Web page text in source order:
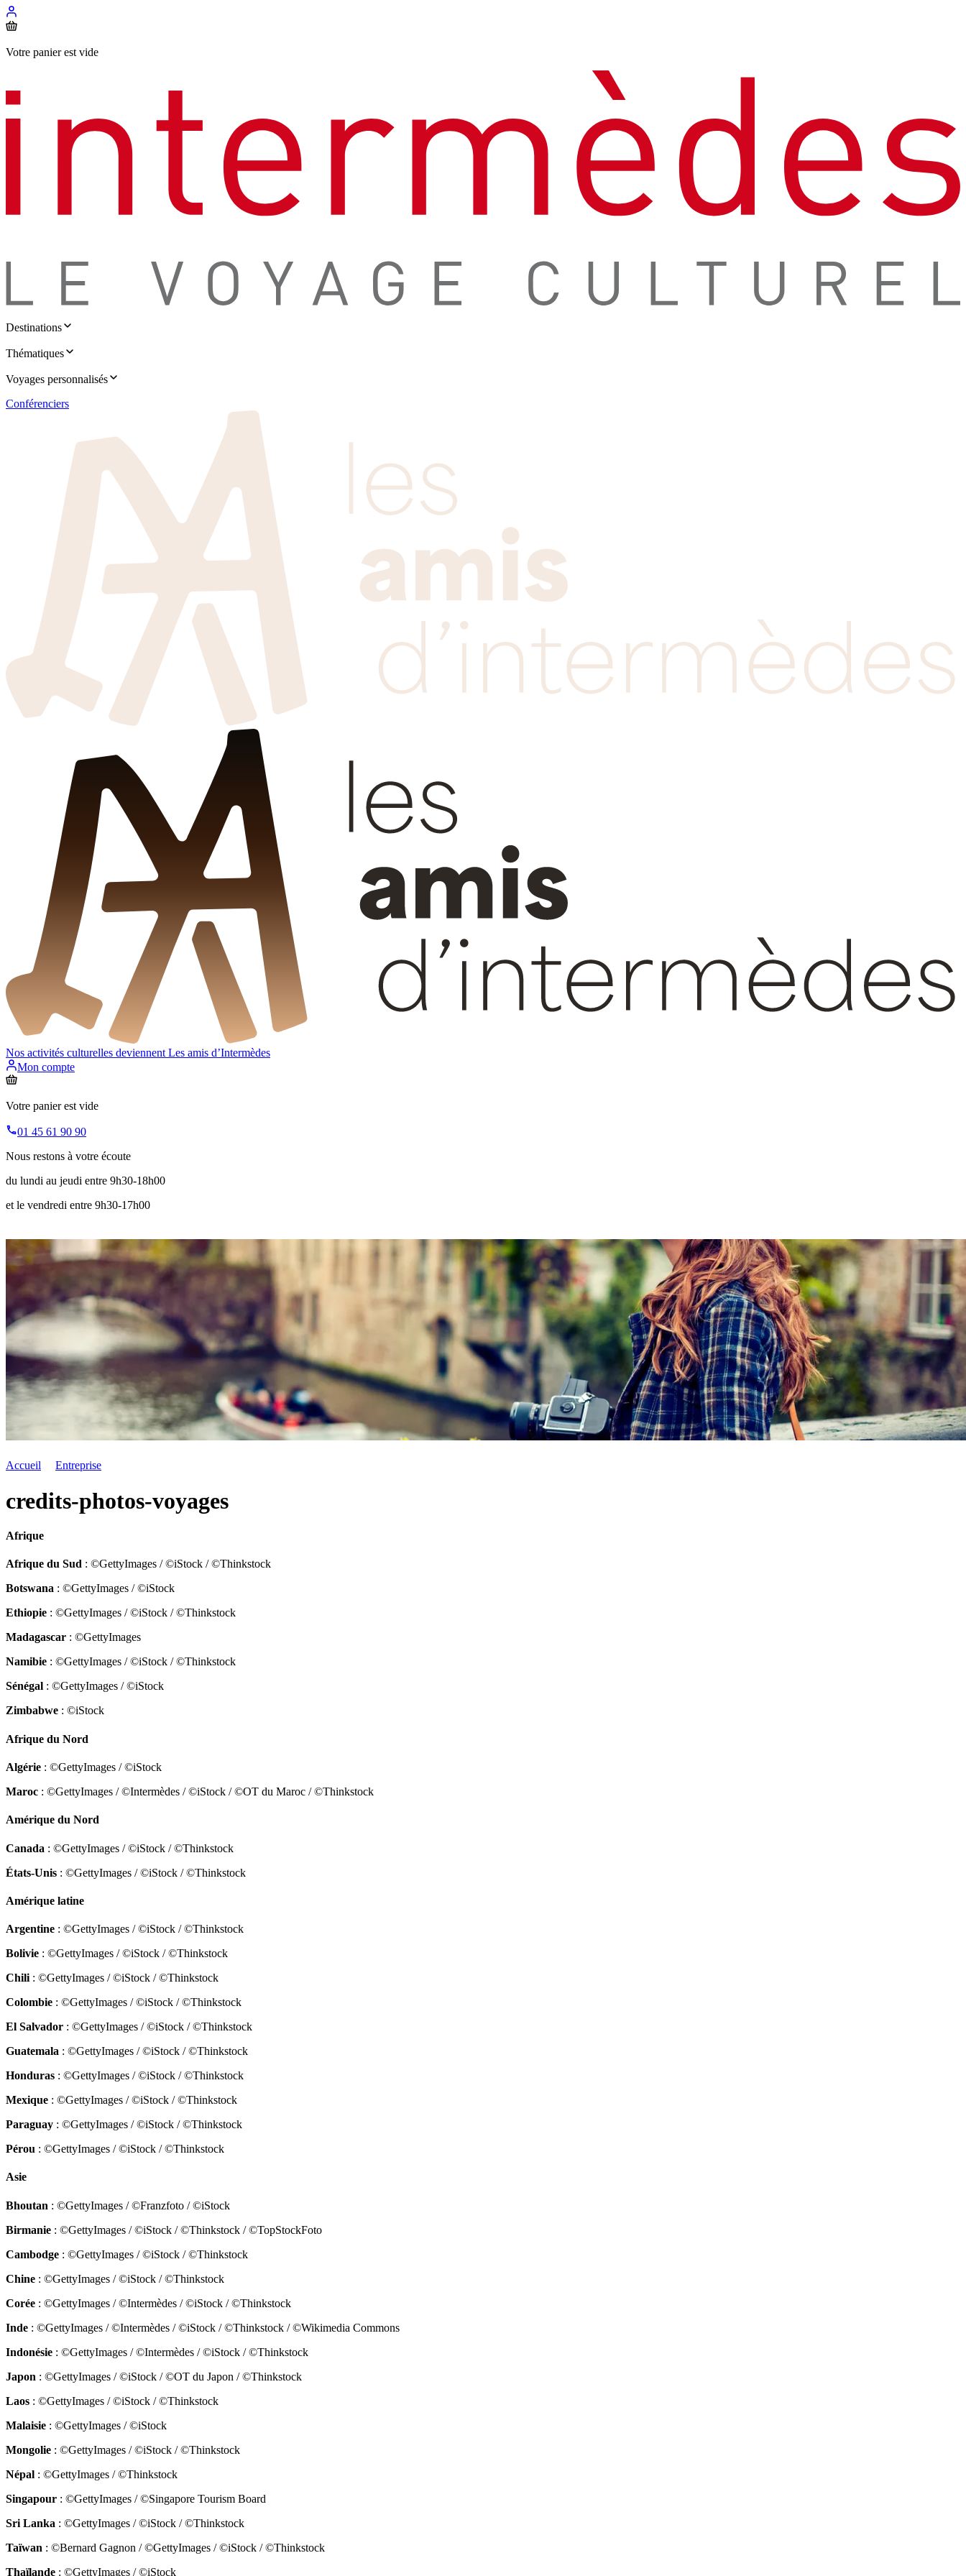
Votre panier est vide
Destinations
Thématiques
Voyages personnalisés
Conférenciers
Nos activités culturelles deviennent Les amis d’Intermèdes
Mon compte
Votre panier est vide
01 45 61 90 90
Nous restons à votre écoute
du lundi au jeudi entre 9h30-18h00
et le vendredi entre 9h30-17h00
Accueil Entreprise
credits-photos-voyages
Afrique
Afrique du Sud : ©GettyImages / ©iStock / ©Thinkstock
Botswana : ©GettyImages / ©iStock
Ethiopie : ©GettyImages / ©iStock / ©Thinkstock
Madagascar : ©GettyImages
Namibie : ©GettyImages / ©iStock / ©Thinkstock
Sénégal : ©GettyImages / ©iStock
Zimbabwe : ©iStock
Afrique du Nord
Algérie : ©GettyImages / ©iStock
Maroc : ©GettyImages / ©Intermèdes / ©iStock / ©OT du Maroc / ©Thinkstock
Amérique du Nord
Canada : ©GettyImages / ©iStock / ©Thinkstock
États-Unis : ©GettyImages / ©iStock / ©Thinkstock
Amérique latine
Argentine : ©GettyImages / ©iStock / ©Thinkstock
Bolivie : ©GettyImages / ©iStock / ©Thinkstock
Chili : ©GettyImages / ©iStock / ©Thinkstock
Colombie : ©GettyImages / ©iStock / ©Thinkstock
El Salvador : ©GettyImages / ©iStock / ©Thinkstock
Guatemala : ©GettyImages / ©iStock / ©Thinkstock
Honduras : ©GettyImages / ©iStock / ©Thinkstock
Mexique : ©GettyImages / ©iStock / ©Thinkstock
Paraguay : ©GettyImages / ©iStock / ©Thinkstock
Pérou : ©GettyImages / ©iStock / ©Thinkstock
Asie
Bhoutan : ©GettyImages / ©Franzfoto / ©iStock
Birmanie : ©GettyImages / ©iStock / ©Thinkstock / ©TopStockFoto
Cambodge : ©GettyImages / ©iStock / ©Thinkstock
Chine : ©GettyImages / ©iStock / ©Thinkstock
Corée : ©GettyImages / ©Intermèdes / ©iStock / ©Thinkstock
Inde : ©GettyImages / ©Intermèdes / ©iStock / ©Thinkstock / ©Wikimedia Commons
Indonésie : ©GettyImages / ©Intermèdes / ©iStock / ©Thinkstock
Japon : ©GettyImages / ©iStock / ©OT du Japon / ©Thinkstock
Laos : ©GettyImages / ©iStock / ©Thinkstock
Malaisie : ©GettyImages / ©iStock
Mongolie : ©GettyImages / ©iStock / ©Thinkstock
Népal : ©GettyImages / ©Thinkstock
Singapour : ©GettyImages / ©Singapore Tourism Board
Sri Lanka : ©GettyImages / ©iStock / ©Thinkstock
Taïwan : ©Bernard Gagnon / ©GettyImages / ©iStock / ©Thinkstock
Thaïlande : ©GettyImages / ©iStock